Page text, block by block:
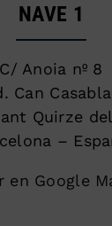
NAVE 1
C/ Anoia nº 8
Can
Quirze
–
en Google